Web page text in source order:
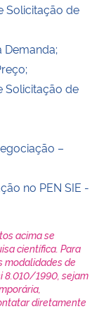
Solicitação de
Demanda;
Solicitação de
–
no PEN SIE -
acima se
científica. Para
modalidades de
8.010/1990, sejam
diretamente